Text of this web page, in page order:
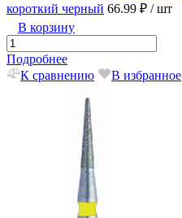
короткий черный 66.99 ₽ / шт
В корзину
Подробнее
К сравнению
В избранное